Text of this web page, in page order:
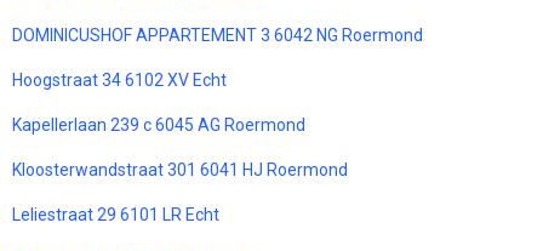
DOMINICUSHOF APPARTEMENT 3 6042 NG Roermond
Hoogstraat 34 6102 XV Echt
Kapellerlaan 239 c 6045 AG Roermond
Kloosterwandstraat 301 6041 HJ Roermond
Leliestraat 29 6101 LR Echt